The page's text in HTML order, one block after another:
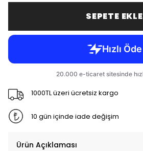
SEPETE EKLE
1000TL üzeri ücretsiz kargo
10 gün içinde iade değişim
Ürün Açıklaması